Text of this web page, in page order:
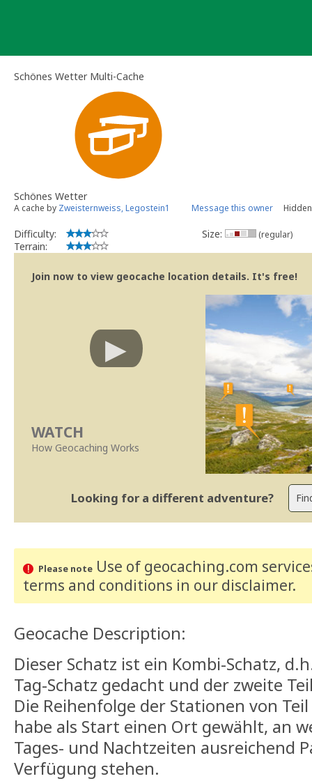
Schönes Wetter Multi-Cache
Schönes Wetter
A cache by Zweisternweiss, Legostein1 Message this owner
Difficulty:
Terrain:
Size: (regular)
Join now to view geocache location details. It's free!
WATCH
How Geocaching Works
Looking for a different adventure?
Please noteUse of geocaching.com
terms and conditions in our disclaimer.
Geocache Description:
Dieser Schatz ist ein Kombi-Schatz,
Tag-Schatz gedacht und der zweite
Die Reihenfolge der Stationen von
habe als Start einen Ort gewählt, an
Tages- und Nachtzeiten ausreichend
Verfügung stehen.